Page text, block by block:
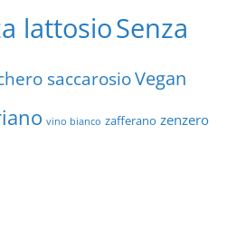
lattosioSenza
saccarosioVegan
vino bianco zafferano zenzero